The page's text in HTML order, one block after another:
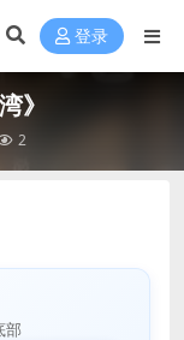
登录
》
2
部